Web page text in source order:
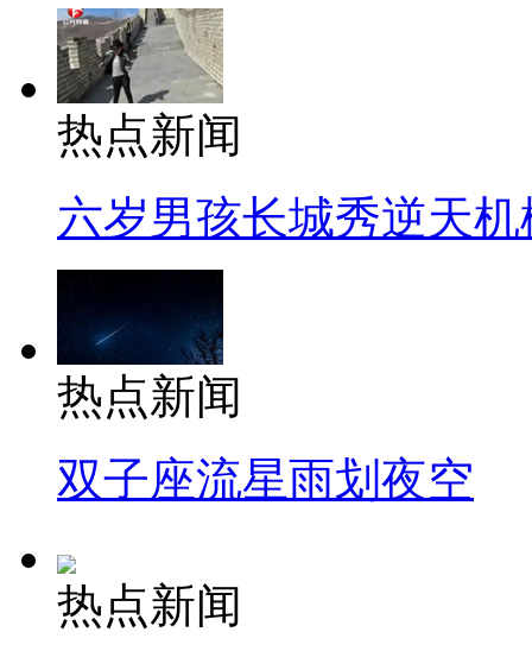
热点新闻
六岁男孩长城秀逆天机
热点新闻
双子座流星雨划夜空
热点新闻